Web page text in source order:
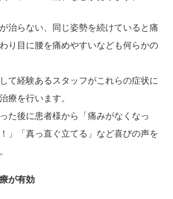
治らない、同じ姿勢を続けていると痛
り目に腰を痛めやすいなども何らかの
て経験あるスタッフがこれらの症状に
療を行います。
た後に患者様から「痛みがなくなっ
」「真っ直ぐ立てる」など喜びの声を
が有効